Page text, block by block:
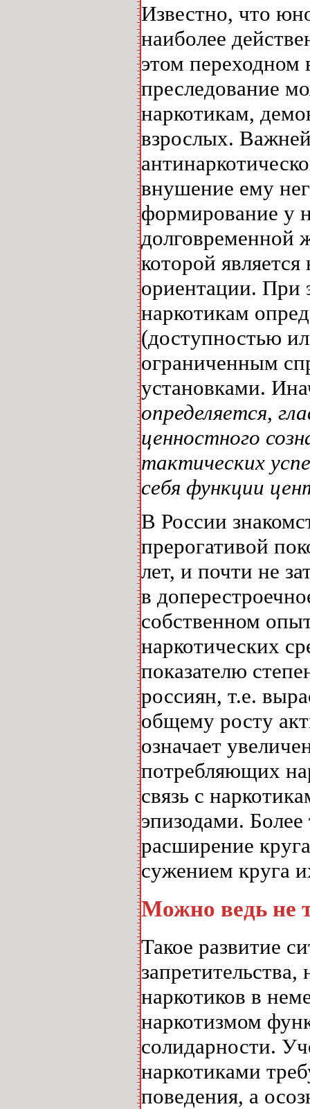
Известно, что
наиболее
этом переходном
преследование
наркотикам,
взрослых.
внушение ему
формирование у
долговременной
которой
ориентации. При
наркотикам
(доступностью
ограниченным
установками.
определяется,
ценностного
тактических
себя функции
В России
прерогативой
лет, и почти не
в
собственном
наркотических
показателю
россиян, т.е.
общему росту
означает
потребляющих
связь с
эпизодами. Более
расширение
сужением круга
Можно ведь не
Такое развитие
наркотиков в
наркотизмом
солидарности.
наркотиками
поведения, а